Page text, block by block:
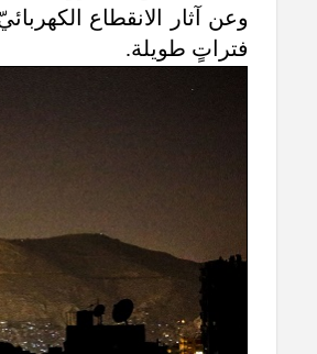
وعن آثار الانقطاع
فتراتٍ طويلة.